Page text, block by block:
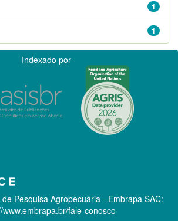
1
1
Indexado por
Pesquisa Agropecuária - Embrapa SAC:
www.embrapa.br/fale-conosco